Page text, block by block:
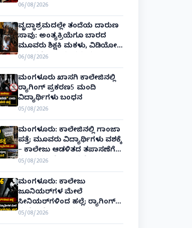
06/08/2026
ವೃದ್ಧಾಶ್ರಮದಲ್ಲೇ ತಂದೆಯ ದಾರುಣ
ಸಾವು: ಅಂತ್ಯಕ್ರಿಯೆಗೂ ಬಾರದ
ಮೂವರು ಶಿಕ್ಷಕಿ ಮಕಳು, ವಿಡಿಯೋ
ಕಾಲಿನಲ್ಲೇ ಅಂತಿಮ ದರ್ಶನ!
06/08/2026
ಮಂಗಳೂರು ಖಾಸಗಿ ಕಾಲೇಜಿನಲ್ಲಿ
ರ‌್ಯಾಗಿಂಗ್ ಪ್ರಕರಣ5 ಮಂದಿ
ವಿದ್ಯಾರ್ಥಿಗಳು ಬಂಧನ
05/08/2026
ಮಂಗಳೂರು: ಕಾಲೇಜಿನಲ್ಲಿ ಗಾಂಜಾ
ಪತ್ತೆ; ಮೂವರು ವಿದ್ಯಾರ್ಥಿಗಳು ವಶಕ್ಕೆ
– ಕಾಲೇಜು ಆಡಳಿತದ ತಪಾಸಣೆಗೆ
ಕಮಿಷನರ್ ರೆಡ್ಡಿ ಶ್ಲಾಘನೆ!
05/08/2026
ಮಂಗಳೂರು: ಕಾಲೇಜು
ಜೂನಿಯರ್‌ಗಳ ಮೇಲೆ
ಸೀನಿಯರ್‌ಗಳಿಂದ ಹಲ್ಲೆ; ರ‌್ಯಾಗಿಂಗ್
ಶಂಕೆ – ಪೊಲೀಸ್ ಕಮಿಷನರ್
ಸ್ಪಷ್ಟನೆ!
05/08/2026